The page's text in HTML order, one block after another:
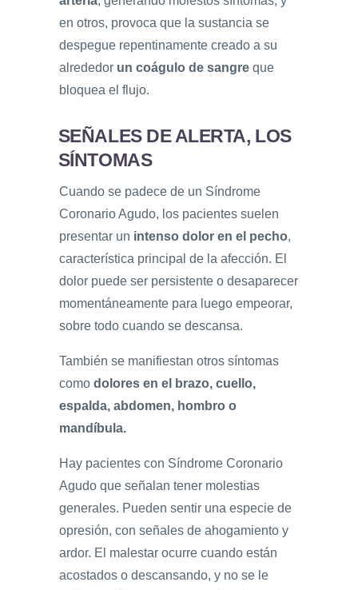
en otros, provoca que la sustancia se
despegue repentinamente creado a su
alrededor un coágulo de sangre que
bloquea el flujo.
SEÑALES DE ALERTA, LOS
SÍNTOMAS
Cuando se padece de un Síndrome
Coronario Agudo, los pacientes suelen
presentar un intenso dolor en el pecho,
característica principal de la afección. El
dolor puede ser persistente o desaparecer
momentáneamente para luego empeorar,
sobre todo cuando se descansa.
También se manifiestan otros síntomas
como dolores en el brazo, cuello,
espalda, abdomen, hombro o
mandíbula.
Hay pacientes con Síndrome Coronario
Agudo que señalan tener molestias
generales. Pueden sentir una especie de
opresión, con señales de ahogamiento y
ardor. El malestar ocurre cuando están
acostados o descansando, y no se le